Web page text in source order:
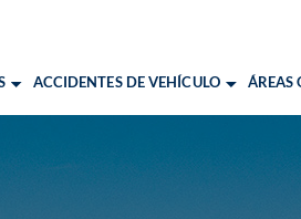
ACCIDENTES DE VEHÍCULO ÁREAS
NUESTRO